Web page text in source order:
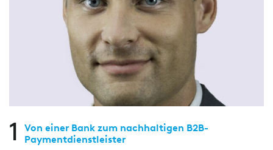
1
Von einer Bank zum nachhaltigen B2B-
Paymentdienstleister